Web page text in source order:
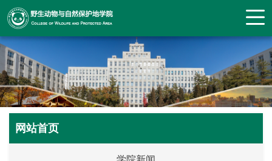
网站首页